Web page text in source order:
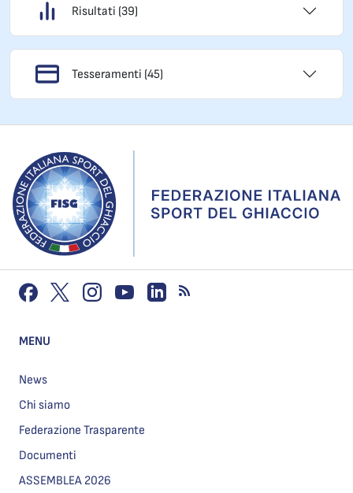
Risultati (39)
Tesseramenti (45)
MENU
News
Chi siamo
Federazione Trasparente
Documenti
ASSEMBLEA 2026